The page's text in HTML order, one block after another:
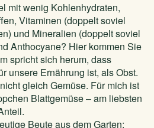
mit wenig Kohlenhydraten,
Vitaminen (doppelt soviel
und Mineralien (doppelt soviel
Anthocyane? Hier kommen Sie
spricht sich herum, dass
unsere Ernährung ist, als Obst.
gleich Gemüse. Für mich ist
Blattgemüse – am liebsten
Beute aus dem Garten: